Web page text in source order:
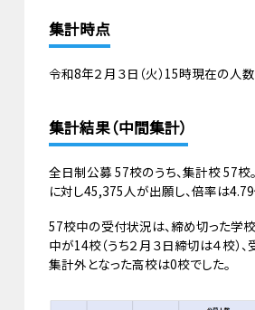
集計時点
令和8年２月３日（火）15時現在の人数
集計結果（中間集計）
全日制公募 57校のうち、集計校 57
に対し45,375人が出願し、倍率は4.79
57校中の受付状況は、締め切った学
中が14校（うち２月３日締切は４校）
集計外となった高校は0校でした。